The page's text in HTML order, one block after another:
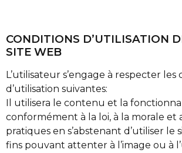
CONDITIONS D’UTILISATION
SITE WEB
L’utilisateur s’engage à respecter les
d’utilisation suivantes:
Il utilisera le contenu et la
conformément à la loi, à la morale et
pratiques en s’abstenant d’utiliser le
fins pouvant attenter à l’image ou à